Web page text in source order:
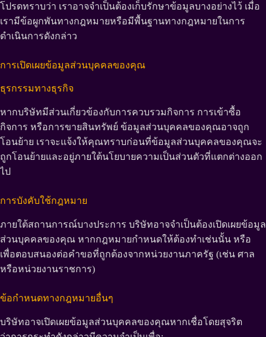
โปรดทราบว่า เราอาจจำเป็นต้องเก็บรักษาข้อมูลบางอย่างไว้ เมื่อ
เรามีข้อผูกพันทางกฎหมายหรือมีพื้นฐานทางกฎหมายในการ
ดำเนินการดังกล่าว
การเปิดเผยข้อมูลส่วนบุคคลของคุณ
ธุรกรรมทางธุรกิจ
หากบริษัทมีส่วนเกี่ยวข้องกับการควบรวมกิจการ การเข้าซื้อ
กิจการ หรือการขายสินทรัพย์ ข้อมูลส่วนบุคคลของคุณอาจถูก
โอนย้าย เราจะแจ้งให้คุณทราบก่อนที่ข้อมูลส่วนบุคคลของคุณจะ
ถูกโอนย้ายและอยู่ภายใต้นโยบายความเป็นส่วนตัวที่แตกต่างออก
ไป
การบังคับใช้กฎหมาย
ภายใต้สถานการณ์บางประการ บริษัทอาจจำเป็นต้องเปิดเผยข้อมูล
ส่วนบุคคลของคุณ หากกฎหมายกำหนดให้ต้องทำเช่นนั้น หรือ
เพื่อตอบสนองต่อคำขอที่ถูกต้องจากหน่วยงานภาครัฐ (เช่น ศาล
หรือหน่วยงานราชการ)
ข้อกำหนดทางกฎหมายอื่นๆ
บริษัทอาจเปิดเผยข้อมูลส่วนบุคคลของคุณหากเชื่อโดยสุจริต